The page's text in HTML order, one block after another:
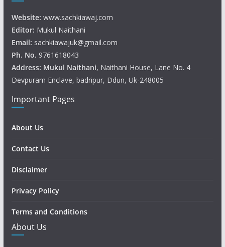
Website: www.sachkiawaj.com
Editor: Mukul Naithani
Email: sachkiawajuk@gmail.com
Ph. No. 9761618043
Address: Mukul Naithani, Naithani House, Lane No. 4
Devpuram Enclave, badripur, Ddun, Uk-248005
Important Pages
About Us
Contact Us
Disclaimer
Privacy Policy
Terms and Conditions
About Us